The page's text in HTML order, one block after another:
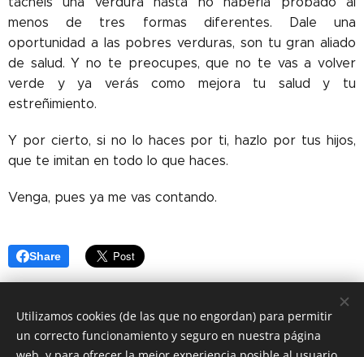
menos de tres formas diferentes. Dale una
oportunidad a las pobres verduras, son tu gran aliado
de salud. Y no te preocupes, que no te vas a volver
verde y ya verás como mejora tu salud y tu
estreñimiento.
Y por cierto, si no lo haces por ti, hazlo por tus hijos,
que te imitan en todo lo que haces.
Venga, pues ya me vas contando.
Share
Utilizamos cookies (de las que no engordan) para permitir
un correcto funcionamiento y seguro en nuestra página